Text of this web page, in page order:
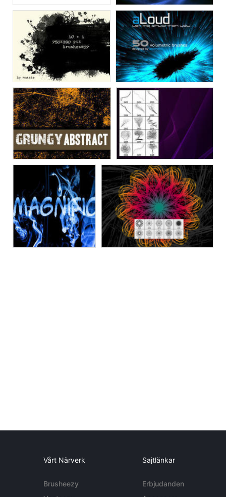
Vårt Närverk
Brusheezy
Sajtlänkar
Erbjudanden